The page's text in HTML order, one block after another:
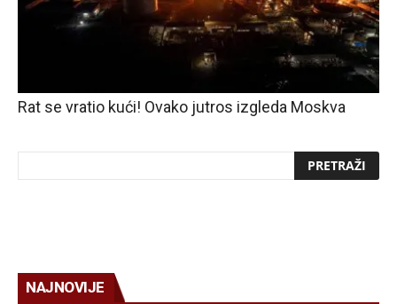
Rat se vratio kući! Ovako jutros izgleda Moskva
NAJNOVIJE